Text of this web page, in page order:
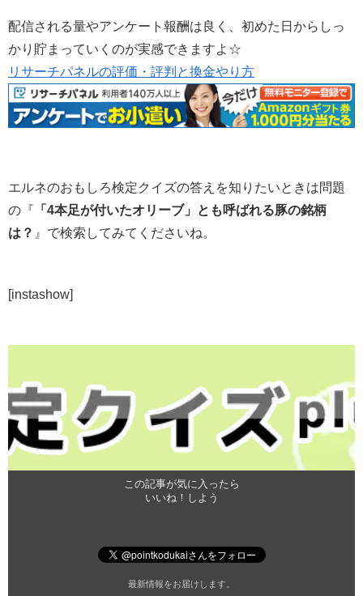
配信される量やアンケート報酬は良く、初めた日からしっ
かり貯まっていくのが実感できますよ☆
リサーチパネルの評価・評判と換金やり方
エルネのおもしろ検定クイズの答えを知りたいときは問題
の『 「4本足が付いたオリーブ」とも呼ばれる豚の銘柄
は？ 』で検索してみてくださいね。
[instashow]
この記事が気に入ったら
いいね！しよう
最新情報をお届けします。